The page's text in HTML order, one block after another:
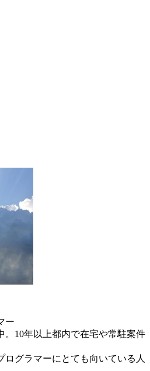
ー
。10年以上都内で在宅や常駐案件
ログラマーにとても向いている人